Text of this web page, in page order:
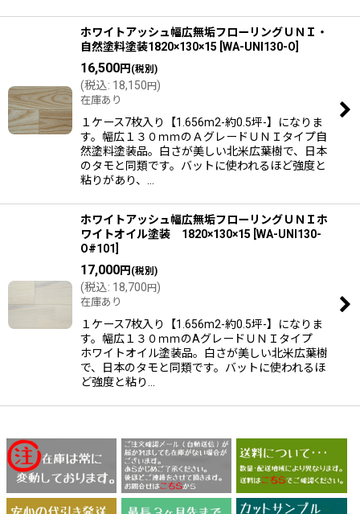
ホワイトアッシュ幅広無垢フローリングＵＮＩ・
自然塗料塗装1820×130×15 WA-UNI130-O
16,500円 (税別)
(税込: 18,150円)
在庫あり
１ケース7枚入り【1.656m2-約0.5坪-】になりま
す。幅広１３０ｍｍのＡグレードＵＮＩタイプ自
然塗料塗装品。白さが美しい北米広葉樹で、日本
のタモと同類です。バットに使われるほど強度と
粘りがあり、…
ホワイトアッシュ幅広無垢フローリングＵＮＩホ
ワイトオイル塗装 1820×130×15 WA-UNI130-
O#101
17,000円 (税別)
(税込: 18,700円)
在庫あり
１ケース7枚入り【1.656m2-約0.5坪-】になりま
す。幅広１３０ｍｍのAグレードＵＮＩタイプ
ホワイトオイル塗装品。白さが美しい北米広葉樹
で、日本のタモと同類です。バットに使われるほ
ど強度と粘り…